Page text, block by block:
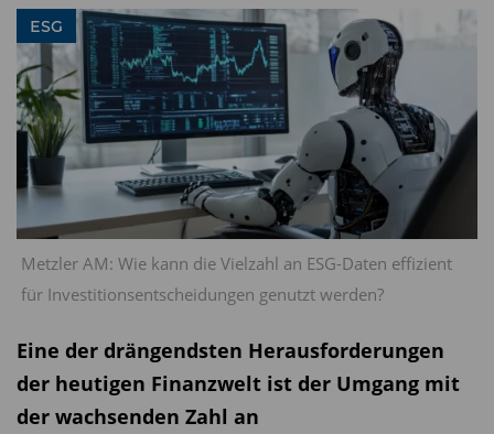
Metzler AM: Wie kann die Vielzahl an ESG-Daten effizient
für Investitionsentscheidungen genutzt werden?
ESG
Eine der drängendsten Herausforderungen
der heutigen Finanzwelt ist der Umgang mit
der wachsenden Zahl an